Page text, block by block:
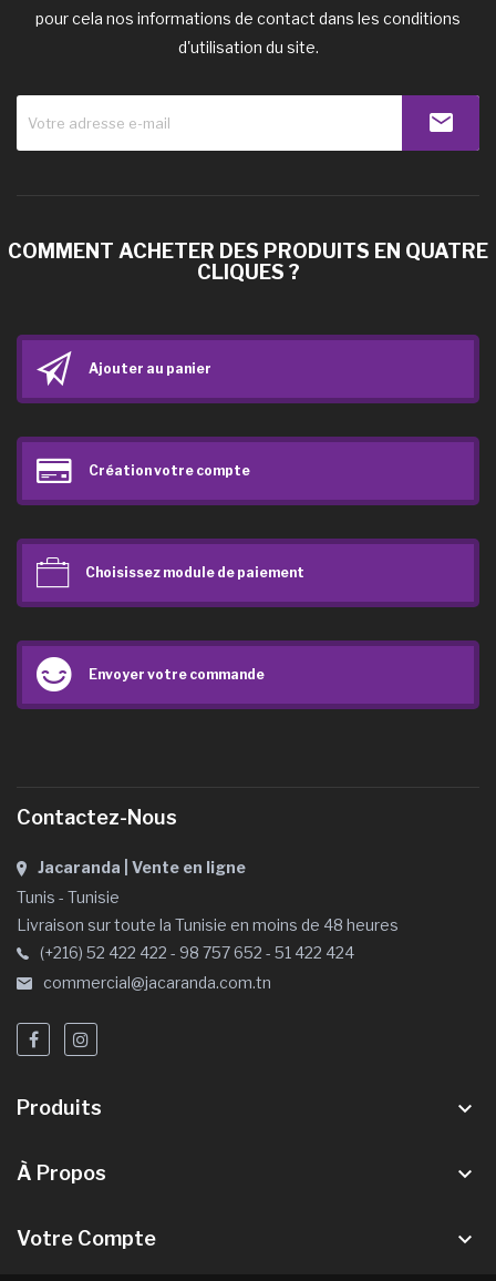
pour cela nos informations de contact dans les conditions
d'utilisation du site.
COMMENT ACHETER DES PRODUITS EN QUATRE
CLIQUES ?
Ajouter au panier
Création votre compte
Choisissez module de paiement
Envoyer votre commande
Contactez-Nous
Jacaranda | Vente en ligne
Tunis - Tunisie
Livraison sur toute la Tunisie en moins de 48 heures
(+216) 52 422 422 - 98 757 652 - 51 422 424
commercial@jacaranda.com.tn
Produits keyboard_arrow_down
À Propos keyboard_arrow_down
Votre Compte keyboard_arrow_down